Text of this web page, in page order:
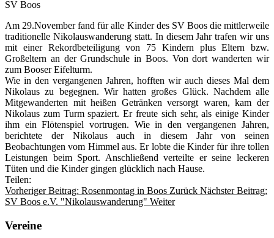
SV Boos
Am 29.November fand für alle Kinder des SV Boos die mittlerweile
traditionelle Nikolauswanderung statt. In diesem Jahr trafen wir uns
mit einer Rekordbeteiligung von 75 Kindern plus Eltern bzw.
Großeltern an der Grundschule in Boos. Von dort wanderten wir
zum Booser Eifelturm.
Wie in den vergangenen Jahren, hofften wir auch dieses Mal dem
Nikolaus zu begegnen. Wir hatten großes Glück. Nachdem alle
Mitgewanderten mit heißen Getränken versorgt waren, kam der
Nikolaus zum Turm spaziert. Er freute sich sehr, als einige Kinder
ihm ein Flötenspiel vortrugen. Wie in den vergangenen Jahren,
berichtete der Nikolaus auch in diesem Jahr von seinen
Beobachtungen vom Himmel aus. Er lobte die Kinder für ihre tollen
Leistungen beim Sport. Anschließend verteilte er seine leckeren
Tüten und die Kinder gingen glücklich nach Hause.
Teilen:
Vorheriger Beitrag: Rosenmontag in Boos Zurück Nächster Beitrag:
SV Boos e.V. "Nikolauswanderung" Weiter
Vereine